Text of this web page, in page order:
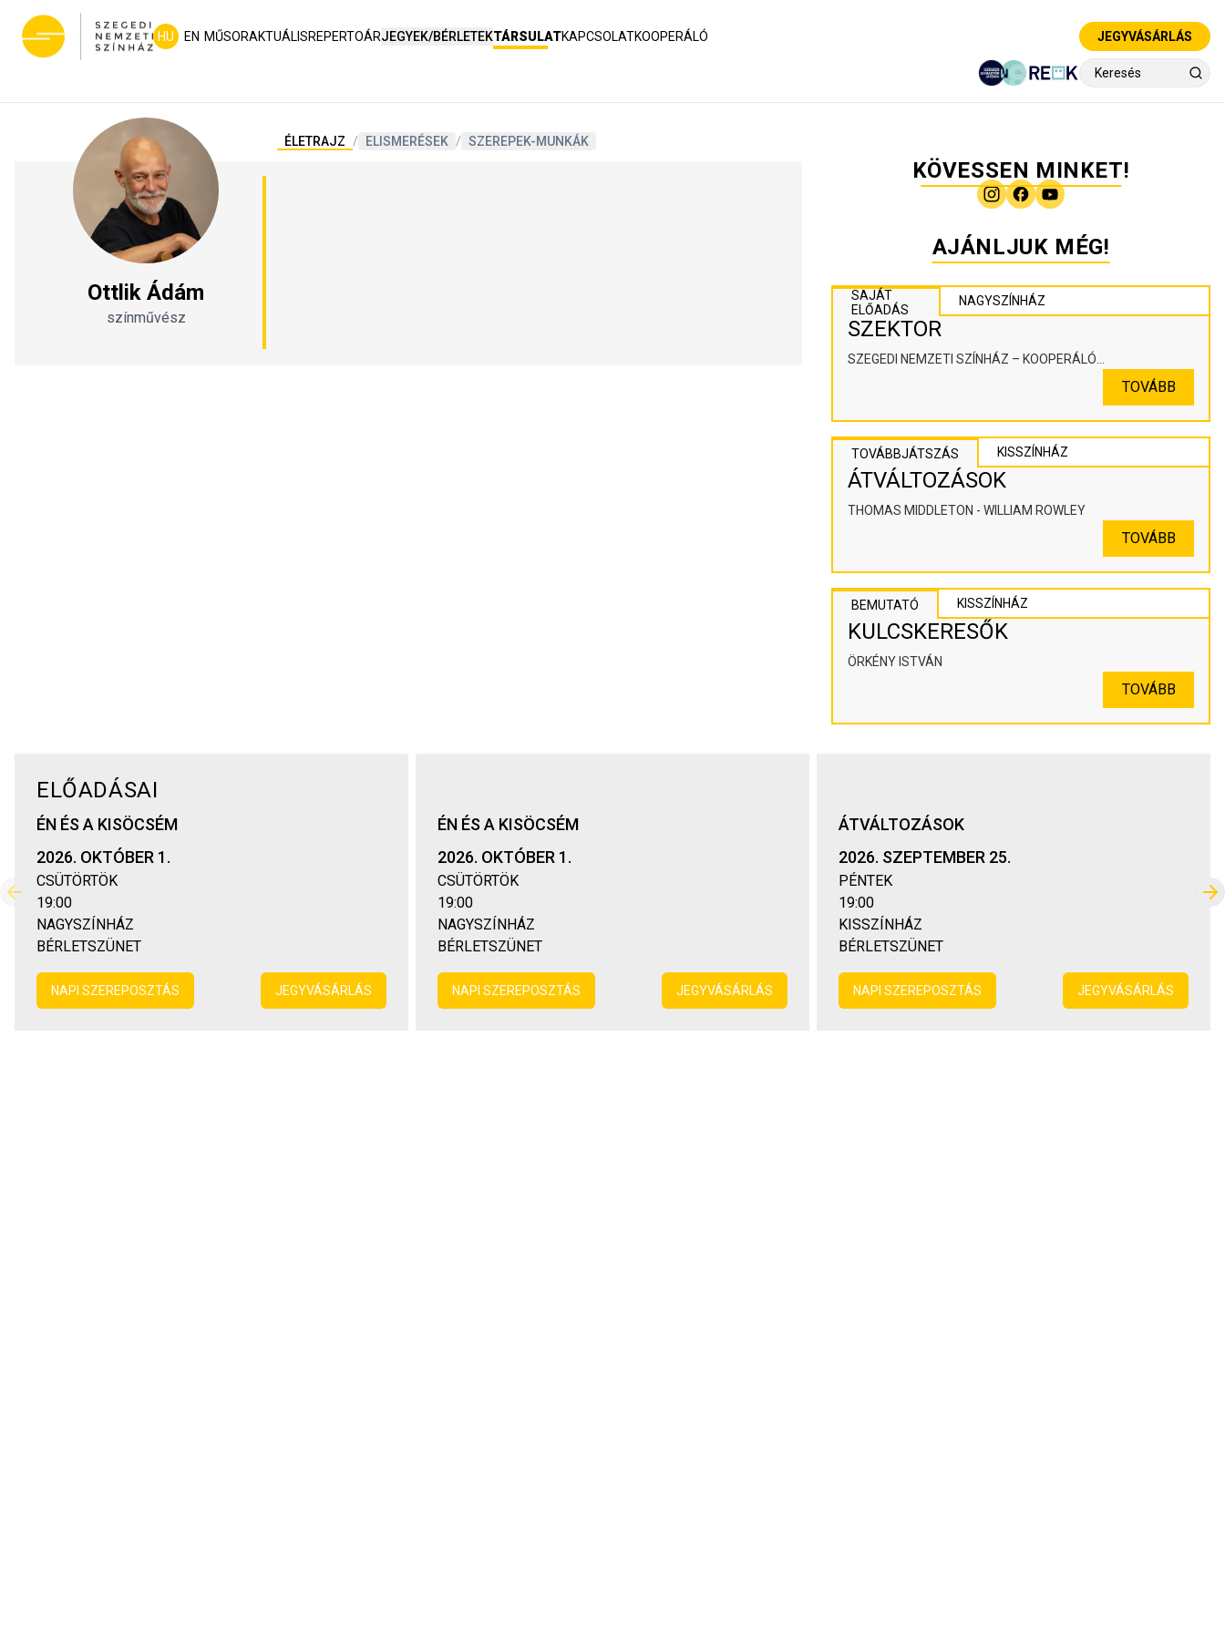
HU EN MŰSORAKTUÁLISREPERTOÁRJEGYEK/BÉRLETEKTÁRSULATKAPCSOLATKOOPERÁLÓ JEGYVÁSÁRLÁS
Ottlik Ádám
színművész
ÉLETRAJZ / ELISMERÉSEK / SZEREPEK-MUNKÁK
KÖVESSEN MINKET!
AJÁNLJUK MÉG!
SAJÁT
ELŐADÁS
NAGYSZÍNHÁZ
SZEKTOR
SZEGEDI NEMZETI SZÍNHÁZ – KOOPERÁLÓ
TOVÁBB
TOVÁBBJÁTSZÁS KISSZÍNHÁZ
ÁTVÁLTOZÁSOK
THOMAS MIDDLETON - WILLIAM ROWLEY
TOVÁBB
BEMUTATÓ KISSZÍNHÁZ
KULCSKERESŐK
ÖRKÉNY ISTVÁN
TOVÁBB
ELŐADÁSAI
ÉN ÉS A KISÖCSÉM
2026. OKTÓBER 1.
CSÜTÖRTÖK
19:00
NAGYSZÍNHÁZ
BÉRLETSZÜNET
NAPI SZEREPOSZTÁS JEGYVÁSÁRLÁS
ÉN ÉS A KISÖCSÉM
2026. OKTÓBER 1.
CSÜTÖRTÖK
19:00
NAGYSZÍNHÁZ
BÉRLETSZÜNET
NAPI SZEREPOSZTÁS JEGYVÁSÁRLÁS
ÁTVÁLTOZÁSOK
2026. SZEPTEMBER 25.
PÉNTEK
19:00
KISSZÍNHÁZ
BÉRLETSZÜNET
NAPI SZEREPOSZTÁS JEGYVÁSÁRLÁS
Előző